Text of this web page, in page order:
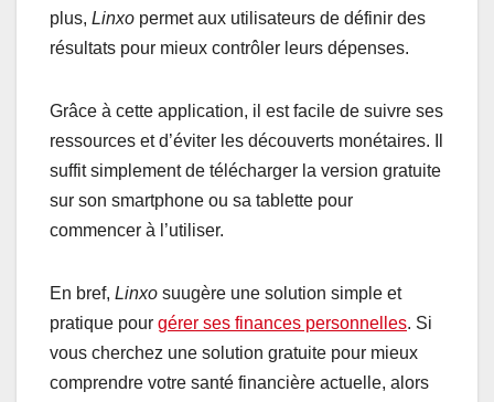
plus, Linxo permet aux utilisateurs de définir des
résultats pour mieux contrôler leurs dépenses.
Grâce à cette application, il est facile de suivre ses
ressources et d’éviter les découverts monétaires. Il
suffit simplement de télécharger la version gratuite
sur son smartphone ou sa tablette pour
commencer à l’utiliser.
En bref, Linxo suugère une solution simple et
pratique pour gérer ses finances personnelles. Si
vous cherchez une solution gratuite pour mieux
comprendre votre santé financière actuelle, alors